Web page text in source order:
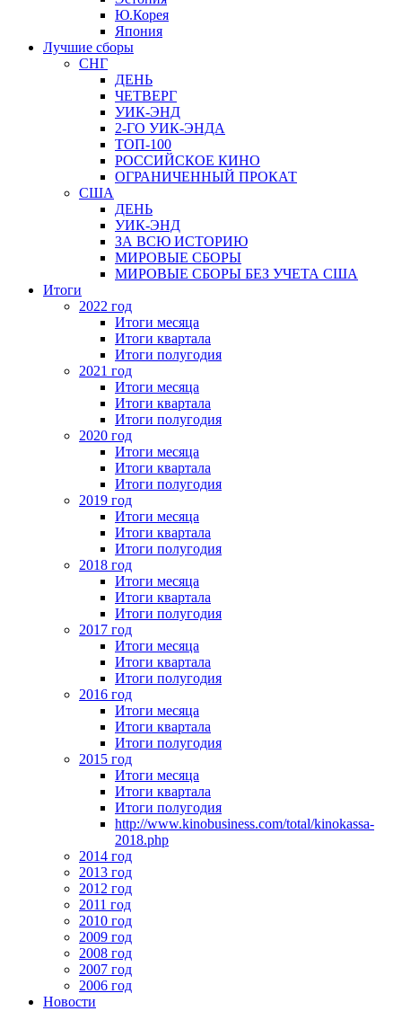
Ю.Корея
Япония
Лучшие сборы
СНГ
ДЕНЬ
ЧЕТВЕРГ
УИК-ЭНД
2-ГО УИК-ЭНДА
ТОП-100
РОССИЙСКОЕ КИНО
ОГРАНИЧЕННЫЙ ПРОКАТ
США
ДЕНЬ
УИК-ЭНД
ЗА ВСЮ ИСТОРИЮ
МИРОВЫЕ СБОРЫ
МИРОВЫЕ СБОРЫ БЕЗ УЧЕТА США
Итоги
2022 год
Итоги месяца
Итоги квартала
Итоги полугодия
2021 год
Итоги месяца
Итоги квартала
Итоги полугодия
2020 год
Итоги месяца
Итоги квартала
Итоги полугодия
2019 год
Итоги месяца
Итоги квартала
Итоги полугодия
2018 год
Итоги месяца
Итоги квартала
Итоги полугодия
2017 год
Итоги месяца
Итоги квартала
Итоги полугодия
2016 год
Итоги месяца
Итоги квартала
Итоги полугодия
2015 год
Итоги месяца
Итоги квартала
Итоги полугодия
http://www.kinobusiness.com/total/kinokassa-
2018.php
2014 год
2013 год
2012 год
2011 год
2010 год
2009 год
2008 год
2007 год
2006 год
Новости